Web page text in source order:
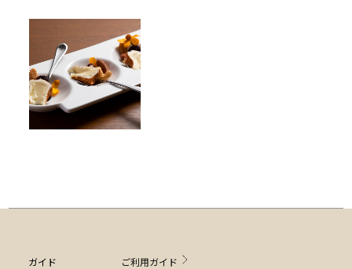
ガイド ご利用ガイド